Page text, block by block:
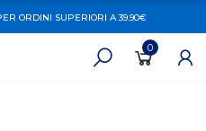
ORDINI SUPERIORI A 39.90€
0